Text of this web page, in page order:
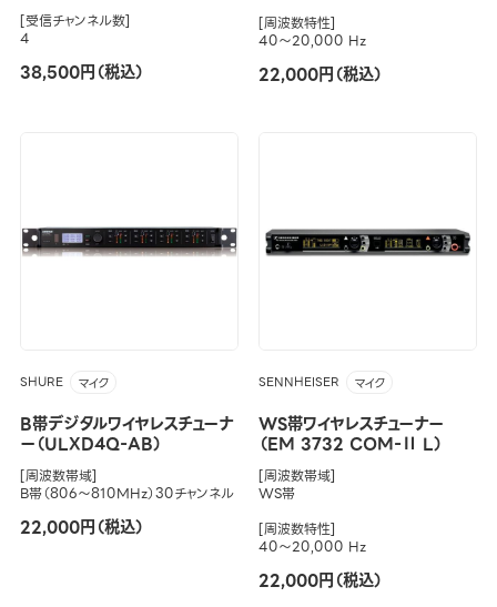
[受信チャンネル数]
4
38,500円（税込）
[周波数特性]
40～20,000 Hz
22,000円（税込）
SHURE マイク
B帯デジタルワイヤレスチューナ
ー（ULXD4Q-AB）
[周波数帯域]
B帯（806～810MHz）30チャンネル
22,000円（税込）
SENNHEISER マイク
WS帯ワイヤレスチューナー
（EM 3732 COM-Ⅱ L）
[周波数帯域]
WS帯
[周波数特性]
40～20,000 Hz
22,000円（税込）